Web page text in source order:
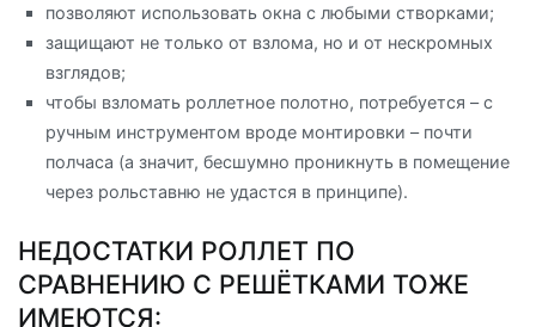
позволяют использовать окна с любыми створками;
защищают не только от взлома, но и от нескромных
взглядов;
чтобы взломать роллетное полотно, потребуется – с
ручным инструментом вроде монтировки – почти
полчаса (а значит, бесшумно проникнуть в помещение
через рольставню не удастся в принципе).
НЕДОСТАТКИ РОЛЛЕТ ПО
СРАВНЕНИЮ С РЕШЁТКАМИ ТОЖЕ
ИМЕЮТСЯ: